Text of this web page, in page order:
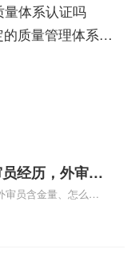
量体系认证吗
判断 17. GB/T19001-2008标准规定的质量管理体系要求是对有关产品要求的补充.
经历，外审员
审员含金量、怎么才
的外审员、我